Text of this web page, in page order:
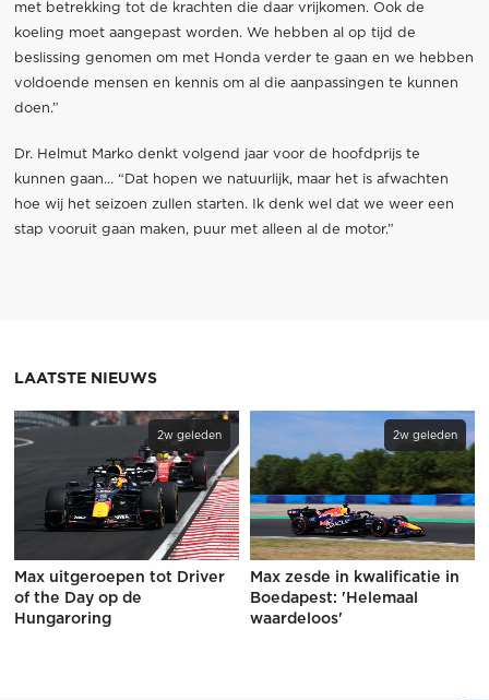
met betrekking tot de krachten die daar vrijkomen. Ook de
koeling moet aangepast worden. We hebben al op tijd de
beslissing genomen om met Honda verder te gaan en we hebben
voldoende mensen en kennis om al die aanpassingen te kunnen
doen.”
Dr. Helmut Marko denkt volgend jaar voor de hoofdprijs te
kunnen gaan… “Dat hopen we natuurlijk, maar het is afwachten
hoe wij het seizoen zullen starten. Ik denk wel dat we weer een
stap vooruit gaan maken, puur met alleen al de motor.”
LAATSTE NIEUWS
2w geleden
Max uitgeroepen tot Driver
of the Day op de
Hungaroring
2w geleden
Max zesde in kwalificatie in
Boedapest: 'Helemaal
waardeloos'